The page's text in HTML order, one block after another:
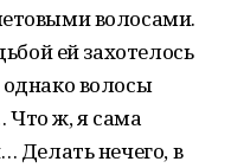
волосами.
ей захотелось
волосы
Что ж, я сама
Делать нечего, в